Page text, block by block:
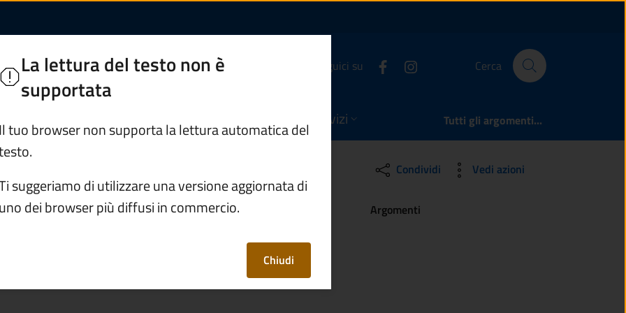
Montana di Valle Camonica
di Valle Camonica Seguici su Cerca
Organizzazione e servizi Tutti gli argomenti...
impegna a rendere il proprio sito web
2018, n. 106 che ha recepito la
e del Consiglio.
Condividi Vedi azioni
La lettura del testo non è
supportata
Il tuo browser non supporta la lettura automatica del
suggeriamo di utilizzare una versione aggiornata di
uno dei browser più diffusi in commercio.
Chiudi
Argomenti